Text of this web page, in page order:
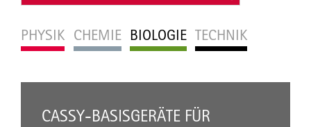
PHYSIK CHEMIE BIOLOGIE TECHNIK
CASSY-BASISGERÄTE FÜR